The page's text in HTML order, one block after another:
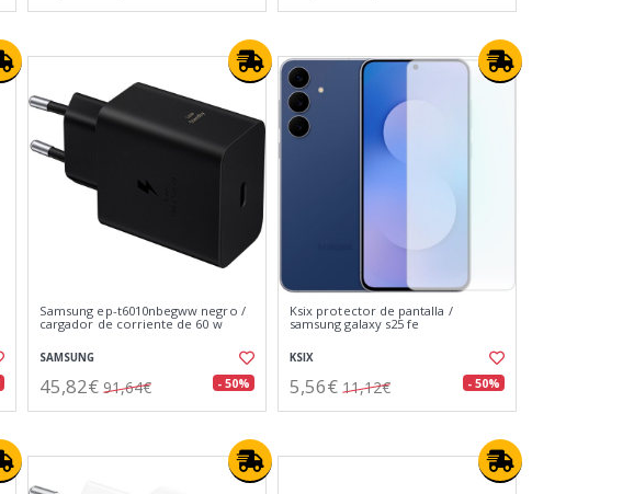
Samsung ep-t6010nbegww negro /
cargador de corriente de 60 w
SAMSUNG
45,82€ 91,64€ - 50%
Ksix protector de pantalla /
samsung galaxy s25 fe
KSIX
5,56€ 11,12€ - 50%